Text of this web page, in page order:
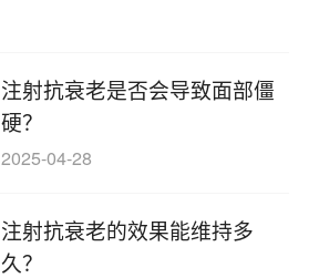
注射抗衰老是否会导致面部僵
硬？
2025-04-28
注射抗衰老的效果能维持多
久？